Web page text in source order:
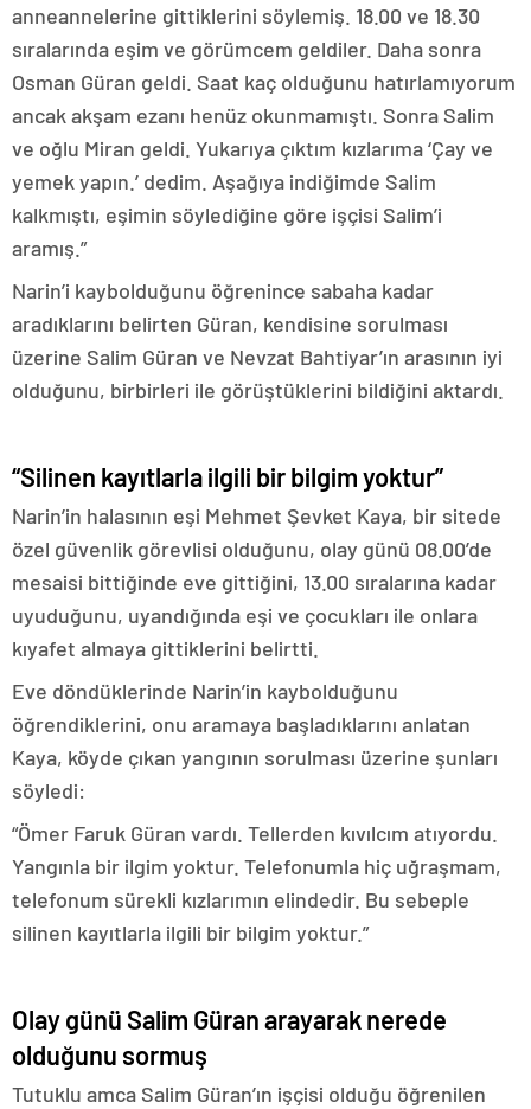
anneannelerine gittiklerini söylemiş. 18.00 ve 18.30
sıralarında eşim ve görümcem geldiler. Daha sonra
Osman Güran geldi. Saat kaç olduğunu hatırlamıyorum
ancak akşam ezanı henüz okunmamıştı. Sonra Salim
ve oğlu Miran geldi. Yukarıya çıktım kızlarıma ‘Çay ve
yemek yapın.’ dedim. Aşağıya indiğimde Salim
kalkmıştı, eşimin söylediğine göre işçisi Salim’i
aramış.”
Narin’i kaybolduğunu öğrenince sabaha kadar
aradıklarını belirten Güran, kendisine sorulması
üzerine Salim Güran ve Nevzat Bahtiyar’ın arasının iyi
olduğunu, birbirleri ile görüştüklerini bildiğini aktardı.
“Silinen kayıtlarla ilgili bir bilgim yoktur”
Narin’in halasının eşi Mehmet Şevket Kaya, bir sitede
özel güvenlik görevlisi olduğunu, olay günü 08.00’de
mesaisi bittiğinde eve gittiğini, 13.00 sıralarına kadar
uyuduğunu, uyandığında eşi ve çocukları ile onlara
kıyafet almaya gittiklerini belirtti.
Eve döndüklerinde Narin’in kaybolduğunu
öğrendiklerini, onu aramaya başladıklarını anlatan
Kaya, köyde çıkan yangının sorulması üzerine şunları
söyledi:
“Ömer Faruk Güran vardı. Tellerden kıvılcım atıyordu.
Yangınla bir ilgim yoktur. Telefonumla hiç uğraşmam,
telefonum sürekli kızlarımın elindedir. Bu sebeple
silinen kayıtlarla ilgili bir bilgim yoktur.”
Olay günü Salim Güran arayarak nerede
olduğunu sormuş
Tutuklu amca Salim Güran’ın işçisi olduğu öğrenilen